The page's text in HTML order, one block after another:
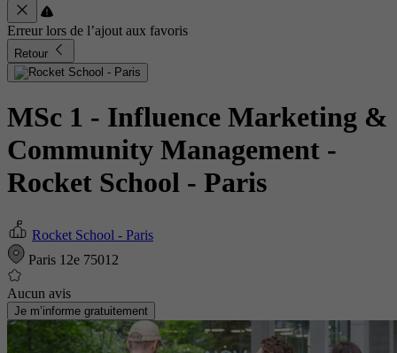
Erreur lors de l’ajout aux favoris
Retour
MSc 1 - Influence Marketing &
Community Management -
Rocket School - Paris
Rocket School - Paris
Paris 12e 75012
Aucun avis
Je m’informe gratuitement